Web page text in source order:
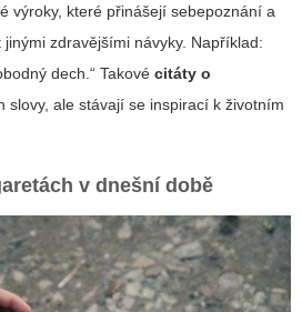
výroky, které přinášejí sebepoznání a
zdravějšími návyky. Například:
dech.“ Takové citáty o
slovy, ale stávají se inspirací k životním
v dnešní době